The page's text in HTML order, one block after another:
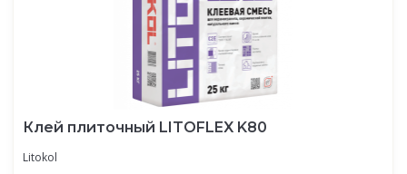
Клей плиточный LITOFLEX K80
Litokol